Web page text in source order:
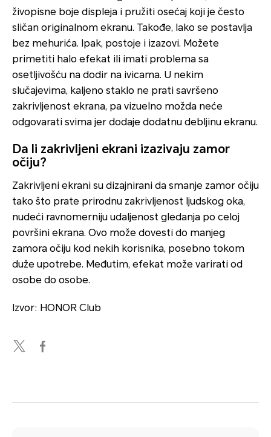
živopisne boje displeja i pružiti osećaj koji je često
sličan originalnom ekranu. Takođe, lako se postavlja
bez mehurića. Ipak, postoje i izazovi. Možete
primetiti halo efekat ili imati problema sa
osetljivošću na dodir na ivicama. U nekim
slučajevima, kaljeno staklo ne prati savršeno
zakrivljenost ekrana, pa vizuelno možda neće
odgovarati svima jer dodaje dodatnu debljinu ekranu.
Da li zakrivljeni ekrani izazivaju zamor
očiju?
Zakrivljeni ekrani su dizajnirani da smanje zamor očiju
tako što prate prirodnu zakrivljenost ljudskog oka,
nudeći ravnomerniju udaljenost gledanja po celoj
površini ekrana. Ovo može dovesti do manjeg
zamora očiju kod nekih korisnika, posebno tokom
duže upotrebe. Međutim, efekat može varirati od
osobe do osobe.
Izvor: HONOR Club